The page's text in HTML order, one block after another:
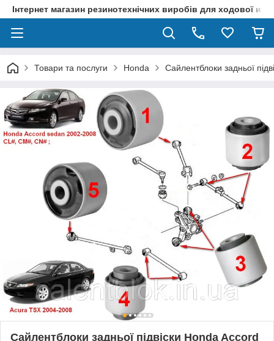
Інтернет магазин резинотехнічних виробів для ходової и
Товари та послуги Honda Сайлентблоки задньої
Сайлентблоки задньої підвіски Honda Accord